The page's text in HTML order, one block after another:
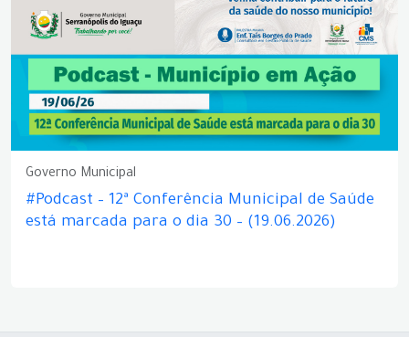
Governo Municipal
#Podcast – 12ª Conferência Municipal de Saúde
está marcada para o dia 30 – (19.06.2026)